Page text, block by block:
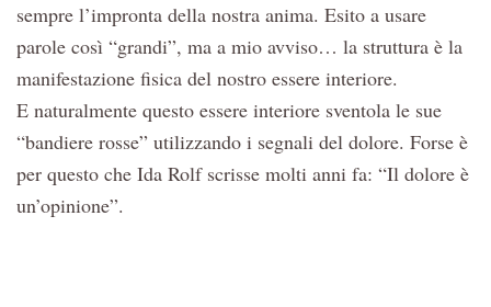
sempre l’impronta della nostra anima. Esito a usare
parole così “grandi”, ma a mio avviso… la struttura è la
manifestazione fisica del nostro essere interiore.
E naturalmente questo essere interiore sventola le sue
“bandiere rosse” utilizzando i segnali del dolore. Forse è
per questo che Ida Rolf scrisse molti anni fa: “Il dolore è
un’opinione”.